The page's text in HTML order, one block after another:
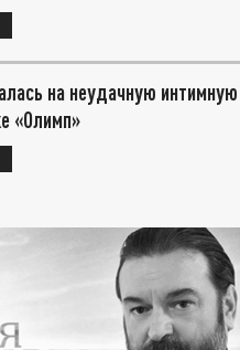
на неудачную интимную
«Олимп»